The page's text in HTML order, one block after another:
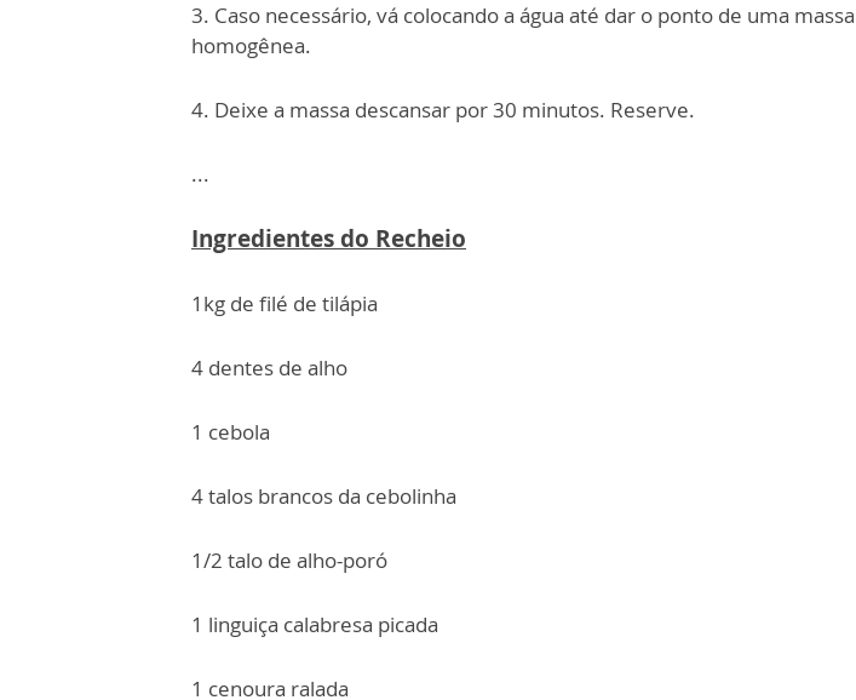
3. Caso necessário, vá colocando a água até dar o ponto de uma
homogênea.
4. Deixe a massa descansar por 30 minutos. Reserve.
...
Ingredientes do Recheio
1kg de filé de tilápia
4 dentes de alho
1 cebola
4 talos brancos da cebolinha
1/2 talo de alho-poró
1 linguiça calabresa picada
1 cenoura ralada